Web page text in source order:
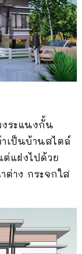
งระแนงกั้น
เป็นบ้านสไตล์
แฝงไปด้วย
ต่าง กระจกใส